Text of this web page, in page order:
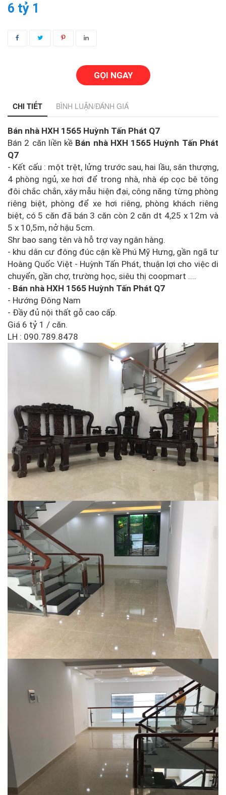
6 tỷ 1
GỌI NGAY
CHI TIẾT BÌNH LUẬN/ĐÁNH GIÁ
Bán nhà HXH 1565 Huỳnh Tấn Phát Q7
Bán 2 căn liền kề Bán nhà HXH 1565 Huỳnh Tấn Phát
Q7
- Kết cấu : một trệt, lửng trước sau, hai lầu, sân thượng,
4 phòng ngủ, xe hơi để trong nhà, nhà ép cọc bê tông
đôi chắc chắn, xây mẫu hiện đại, công năng từng phòng
riêng biệt, phòng để xe hơi riêng, phòng khách riêng
biệt, có 5 căn đã bán 3 căn còn 2 căn dt 4,25 x 12m và
5 x 10,5m, nở hậu 5cm.
Shr bao sang tên và hỗ trợ vay ngân hàng.
- khu dân cư đông đúc cận kề Phú Mỹ Hưng, gần ngã tư
Hoàng Quốc Việt - Huỳnh Tấn Phát, thuận lợi cho việc di
chuyển, gần chợ, trường học, siêu thị coopmart ....
- Bán nhà HXH 1565 Huỳnh Tấn Phát Q7
- Hướng Đông Nam
- Đầy đủ nội thất gỗ cao cấp.
Giá 6 tỷ 1 / căn.
LH : 090.789.8478